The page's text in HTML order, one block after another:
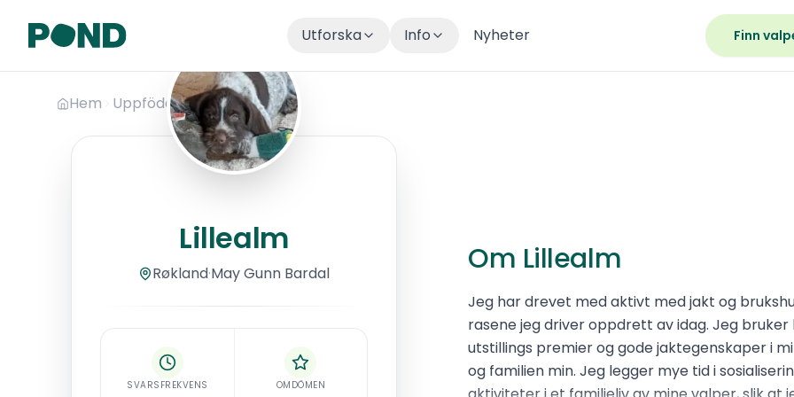
Utforska Info Nyheter Finn
Hem
Uppfödare Lillealm
Lillealm
Røkland·MayGunn Bardal
SVARSFREKVENS OMDÖMEN
Om Lillealm
Jeg har drevet med aktivt med jakt og
rasene jeg driver oppdrett av idag. Jeg
utstillings premier og gode jaktegenskaper i
og familien min. Jeg legger mye tid i